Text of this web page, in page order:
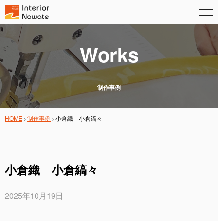
Works
制作事例
HOME 制作事例 小倉織 小倉縞々
小倉織 小倉縞々
2025年10月19日